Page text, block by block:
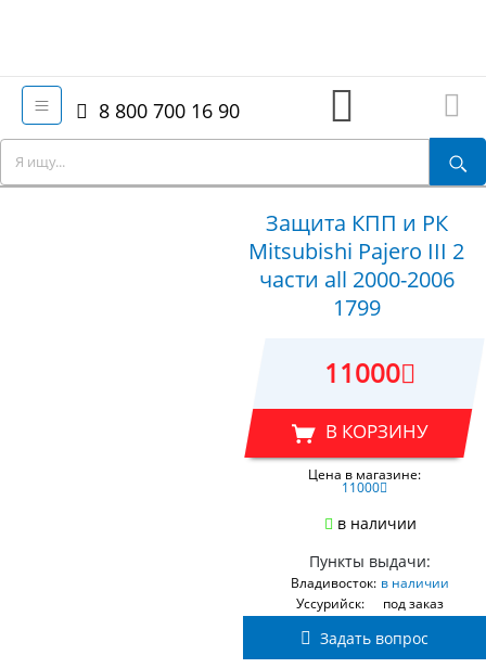
8 800 700 16 90
Защита КПП и РК
Mitsubishi Pajero III 2
части all 2000-2006
1799
11000
В КОРЗИНУ
Цена в магазине:
11000
в наличии
Пункты выдачи:
Владивосток: в наличии
Уссурийск:
под заказ
Задать вопрос